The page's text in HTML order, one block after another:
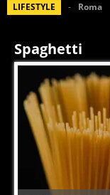
LIFESTYLE Roma
Spaghetti